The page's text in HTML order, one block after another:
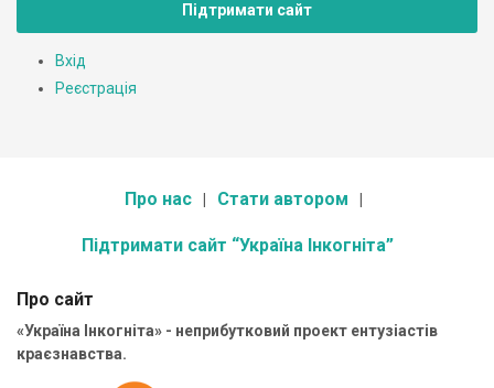
Підтримати сайт
Вхід
Реєстрація
Про нас Стати автором
Підтримати сайт “Україна Інкогніта”
Про сайт
«Україна Інкогніта» - неприбутковий проект ентузіастів
краєзнавства.